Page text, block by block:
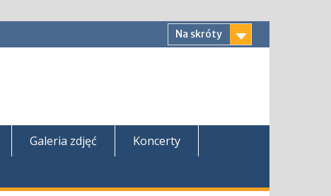
Na skróty
Galeria zdjęć
Koncerty